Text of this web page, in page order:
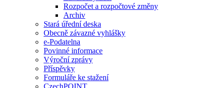
Rozpočet a rozpočtové změny
Archiv
Stará úřední deska
Obecně závazné vyhlášky
e-Podatelna
Povinné informace
Výroční zprávy
Příspěvky
Formuláře ke stažení
CzechPOINT